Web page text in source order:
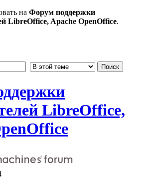
на Форум поддержки
LibreOffice, Apache OpenOffice.
LibreOffice,